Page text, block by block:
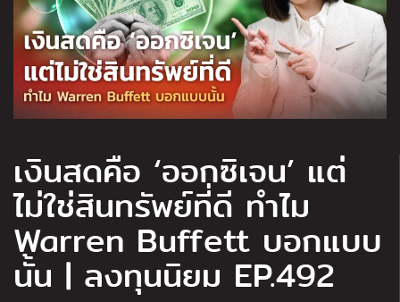
เงินสดคือ ‘ออกซิเจน’ แต่
ไม่ใช่สินทรัพย์ที่ดี ทำไม
Warren Buffett บอกแบบ
นั้น | ลงทุนนิยม EP.492